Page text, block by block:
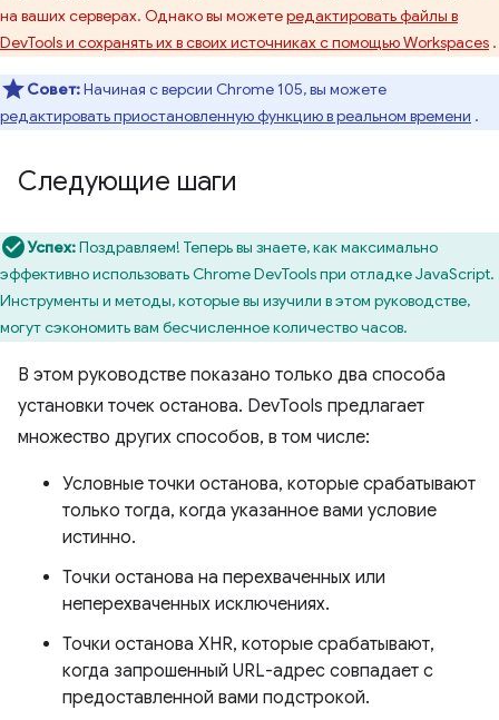
на ваших серверах. Однако вы можетередактировать файлы в
DevTools и сохранять их в своих источниках с помощью Workspaces .
Совет:Начиная с версии Chrome 105, вы можете
редактировать приостановленную функцию в реальном времени .
Следующие шаги
Успех:Поздравляем! Теперь вы знаете, как максимально
эффективно использовать Chrome DevTools при отладке JavaScript.
Инструменты и методы, которые вы изучили в этом руководстве,
могут сэкономить вам бесчисленное количество часов.
В этом руководстве показано только два способа
установки точек останова. DevTools предлагает
множество других способов, в том числе:
Условные точки останова, которые срабатывают
только тогда, когда указанное вами условие
истинно.
Точки останова на перехваченных или
неперехваченных исключениях.
Точки останова XHR, которые срабатывают,
когда запрошенный URL-адрес совпадает с
предоставленной вами подстрокой.